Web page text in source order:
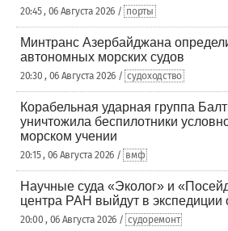
20:45 , 06 Августа 2026 / порты
Минтранс Азербайджана
автономных морских судов
20:30 , 06 Августа 2026 / судоходство
Корабельная ударная группа
уничтожила беспилотники
морском учении
20:15 , 06 Августа 2026 / вмф
Научные суда «Эколог» и
центра РАН выйдут в экспедиции
20:00 , 06 Августа 2026 / судоремонт